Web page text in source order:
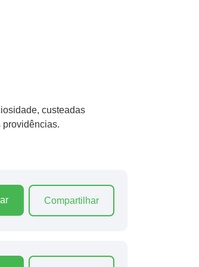
custeadas
providências.
Compartilhar